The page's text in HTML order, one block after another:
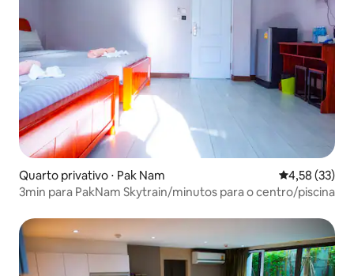
Quarto privativo ⋅ Pak Nam 4,58 de uma
4,58 (33)
3min para PakNam Skytrain/minutos para o centro/piscina